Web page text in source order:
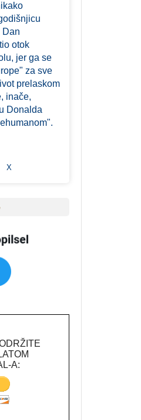
Dan
otok
jer ga se
za sve
prelaskom
inače,
Donalda
X
A: